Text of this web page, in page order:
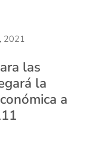
2021
las
la
a